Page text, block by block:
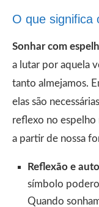
O que significa
Sonhar com
a lutar por aquela
tanto almejamos.
elas são
reflexo no espelho
a partir de nossa
Reflexão e
símbolo
Quando